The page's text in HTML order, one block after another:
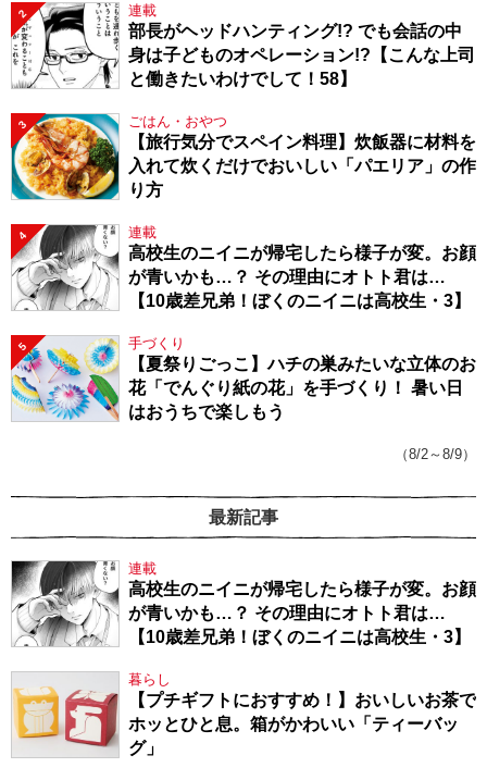
2 連載
部長がヘッドハンティング!? でも会話の中
身は子どものオペレーション!?【こんな上司
と働きたいわけでして！58】
3 ごはん・おやつ
【旅行気分でスペイン料理】炊飯器に材料を
入れて炊くだけでおいしい「パエリア」の作
り方
4 連載
高校生のニイニが帰宅したら様子が変。お顔
が青いかも…？ その理由にオトト君は…
【10歳差兄弟！ぼくのニイニは高校生・3】
5 手づくり
【夏祭りごっこ】ハチの巣みたいな立体のお
花「でんぐり紙の花」を手づくり！ 暑い日
はおうちで楽しもう
（8/2～8/9）
最新記事
連載
高校生のニイニが帰宅したら様子が変。お顔
が青いかも…？ その理由にオトト君は…
【10歳差兄弟！ぼくのニイニは高校生・3】
暮らし
【プチギフトにおすすめ！】おいしいお茶で
ホッとひと息。箱がかわいい「ティーバッ
グ」